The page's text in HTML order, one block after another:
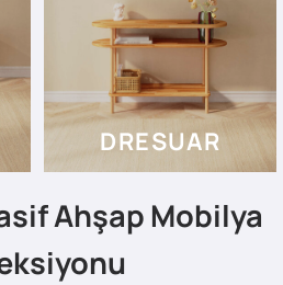
DRESUAR
Ahşap Mobilya